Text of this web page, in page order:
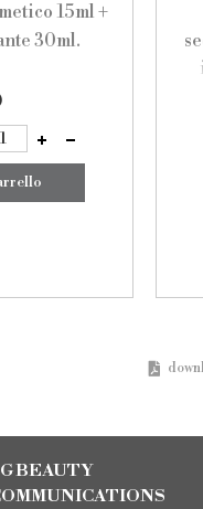
15ml +
30ml.
BEAUTY